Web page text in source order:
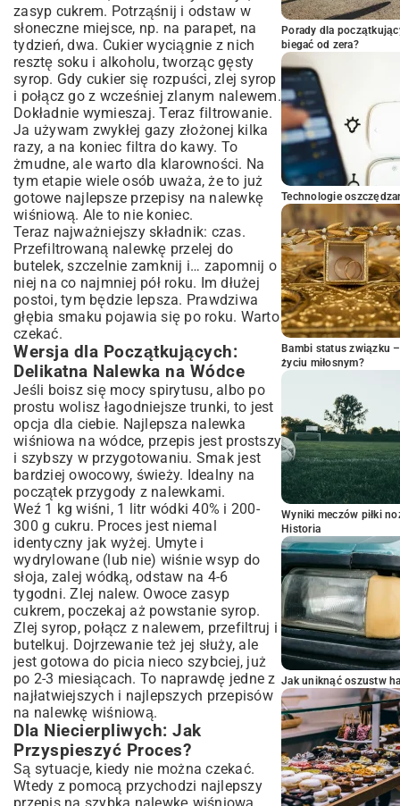
zasyp cukrem. Potrząśnij i odstaw w
słoneczne miejsce, np. na parapet, na
tydzień, dwa. Cukier wyciągnie z nich
resztę soku i alkoholu, tworząc gęsty
syrop. Gdy cukier się rozpuści, zlej syrop
i połącz go z wcześniej zlanym nalewem.
Dokładnie wymieszaj. Teraz filtrowanie.
Ja używam zwykłej gazy złożonej kilka
razy, a na koniec filtra do kawy. To
żmudne, ale warto dla klarowności. Na
tym etapie wiele osób uważa, że to już
gotowe najlepsze przepisy na nalewkę
wiśniową. Ale to nie koniec.
Teraz najważniejszy składnik: czas.
Przefiltrowaną nalewkę przelej do
butelek, szczelnie zamknij i… zapomnij o
niej na co najmniej pół roku. Im dłużej
postoi, tym będzie lepsza. Prawdziwa
głębia smaku pojawia się po roku. Warto
czekać.
Wersja dla Początkujących:
Delikatna Nalewka na Wódce
Jeśli boisz się mocy spirytusu, albo po
prostu wolisz łagodniejsze trunki, to jest
opcja dla ciebie. Najlepsza nalewka
wiśniowa na wódce, przepis jest prostszy
i szybszy w przygotowaniu. Smak jest
bardziej owocowy, świeży. Idealny na
początek przygody z nalewkami.
Weź 1 kg wiśni, 1 litr wódki 40% i 200-
300 g cukru. Proces jest niemal
identyczny jak wyżej. Umyte i
wydrylowane (lub nie) wiśnie wsyp do
słoja, zalej wódką, odstaw na 4-6
tygodni. Zlej nalew. Owoce zasyp
cukrem, poczekaj aż powstanie syrop.
Zlej syrop, połącz z nalewem, przefiltruj i
butelkuj. Dojrzewanie też jej służy, ale
jest gotowa do picia nieco szybciej, już
po 2-3 miesiącach. To naprawdę jedne z
najłatwiejszych i najlepszych przepisów
na nalewkę wiśniową.
Dla Niecierpliwych: Jak
Przyspieszyć Proces?
Są sytuacje, kiedy nie można czekać.
Wtedy z pomocą przychodzi najlepszy
Porady dla
biegać od zera?
Technologie
Bambi status związku
życiu miłosnym?
Wyniki meczów piłki
Historia
Jak uniknąć oszustw